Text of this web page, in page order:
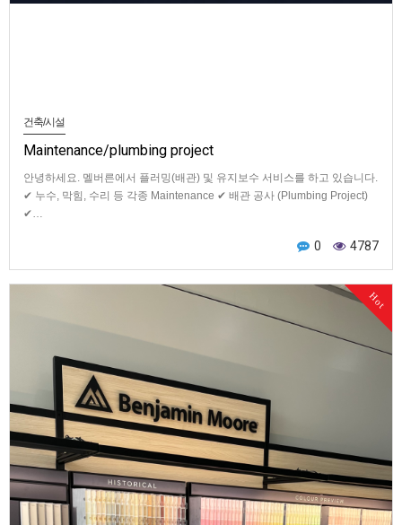
건축/시설
Maintenance/plumbing project
안녕하세요. 멜버른에서 플러밍(배관) 및 유지보수 서비스를 하고 있습니다.
✔ 누수, 막힘, 수리 등 각종 Maintenance ✔ 배관 공사 (Plumbing Project)
✔…
0 4787
Hot